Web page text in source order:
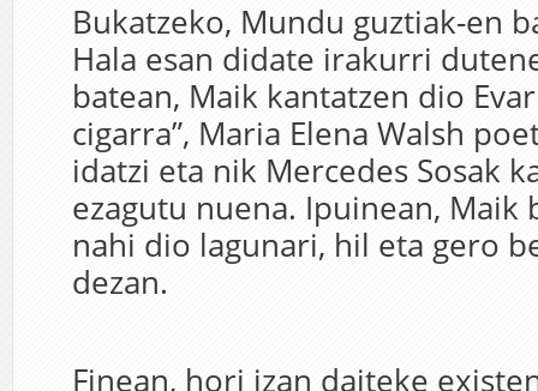
Bukatzeko, Mundu guztiak-en
Hala esan didate irakurri
batean, Maik kantatzen dio
cigarra”, Maria Elena Walsh
idatzi eta nik Mercedes Sosak
ezagutu nuena. Ipuinean, Maik
nahi dio lagunari, hil eta gero
dezan.
Finean, hori izan daiteke